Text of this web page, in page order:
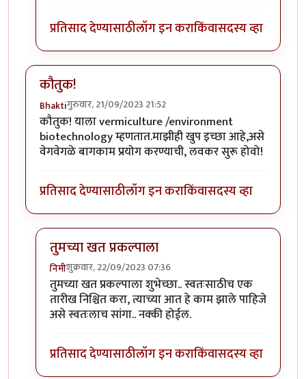
प्रतिसाद देण्यासाठीलॉग इन कराकिंवासदस्य व्हा
कौतुक!
Bhaktiगुरुवार, 21/09/2023 21:52
कौतुक! याला vermiculture /environment
biotechnology म्हणतात.माझीही खुप इच्छा आहे,असे
वेगवेगळे बागकाम प्रयोग करण्याची, लवकर सुरू होवो!
प्रतिसाद देण्यासाठीलॉग इन कराकिंवासदस्य व्हा
तुमच्या खत प्रकल्पाला
निमीशुक्रवार, 22/09/2023 07:36
In reply toकौतुक!byBhakti
तुमच्या खत प्रकल्पाला शुभेच्छा.. स्वतःसाठीच एक
तारीख निश्चित करा, त्याच्या आत हे काम झाले पाहिजे
असे स्वतःलाच सांगा.. नक्की होईल.
प्रतिसाद देण्यासाठीलॉग इन कराकिंवासदस्य व्हा